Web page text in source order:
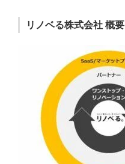
リノベる株式会社 概要